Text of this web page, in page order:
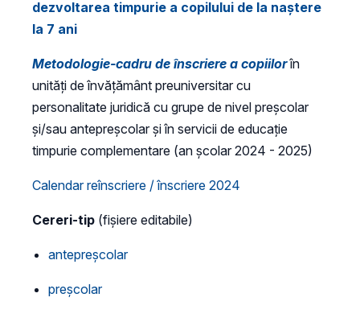
dezvoltarea timpurie a copilului de la naștere
la 7 ani
Metodologie-cadru de înscriere a copiilorîn
unități de învățământ preuniversitar cu
personalitate juridică cu grupe de nivel preșcolar
și/sau antepreșcolar și în servicii de educație
timpurie complementare (an școlar 2024 - 2025)
Calendar reînscriere / înscriere 2024
Cereri-tip (fișiere editabile)
antepreșcolar
preșcolar